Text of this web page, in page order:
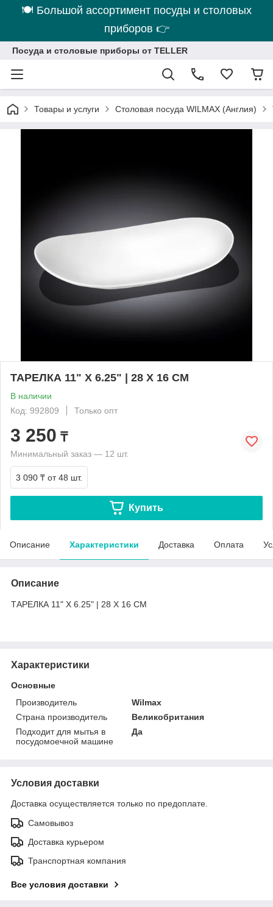
🍽 Большой ассортимент посуды и столовых
приборов 👉
Посуда и столовые приборы от TELLER
Товары и услуги Столовая посуда WILMAX (Англия)
ТАРЕЛКА 11" X 6.25" | 28 X 16 CM
В наличии
Код: 992809
Только опт
3 250 ₸
Минимальный заказ — 12 шт.
3 090 ₸ от 48 шт.
Купить
Описание Характеристики Доставка Оплата
Описание
ТАРЕЛКА 11" X 6.25" | 28 X 16 CM
Характеристики
Основные
Производитель
Wilmax
Страна производитель
Великобритания
Подходит для мытья в
посудомоечной машине
Да
Условия доставки
Доставка осуществляется только по предоплате.
Самовывоз
Доставка курьером
Транспортная компания
Все условия доставки